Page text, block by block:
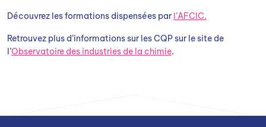
Découvrez les formations dispensées par l’AFCIC.
Retrouvez plus d’informations sur les CQP sur le site de
l’Observatoire des industries de la chimie.